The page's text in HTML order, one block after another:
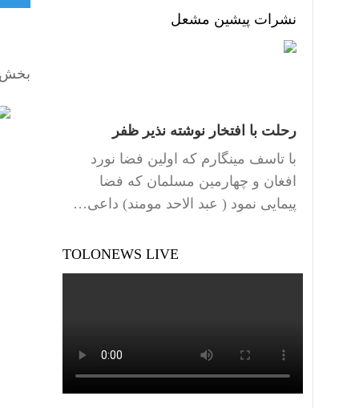
نشرات پیشین مشعل
رحلت با افتخار نوشته نذیر ظفر
با تاسف مینگارم که اولین فضا نورد
افغان و چهارمین مسلمان که فضا
پیمایی نمود ( عبد الاحد مومند) داعی…
TOLONEWS LIVE